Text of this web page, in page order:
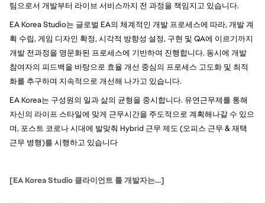
팀으로서 개발부터 라이브 서비스까지 전 과정을 책임지고 있습니다.
EA Korea Studio는 글로벌 EA의 체계적인 개발 프로세스에 따라, 개발 계
획 수립, 게임 디자인 확정, 시각적 방향성 설정, 구현 및 QA에 이르기까지
개발 전과정을 명문화된 프로세스에 기반하여 진행합니다. 동시에 개발
참여자의 피드백을 바탕으로 효율 개선 중심의 프로세스 고도화 및 최적
화를 추구하며 지속적으로 개선해 나가고 있습니다.
EA Korea는 구성원의 일과 삶의 균형을 중시합니다. 유연근무제를 통해
자신의 라이프 스타일에 맞게 근무시간을 주도적으로 계획해나갈 수 있으
며, 포스트 코로나 시대에 발맞춰 Hybrid 근무 제도 (오피스 근무 & 재택
근무 병행)를 시행하고 있습니다
[EA Korea Studio 클라이언트 툴 개발자는…]